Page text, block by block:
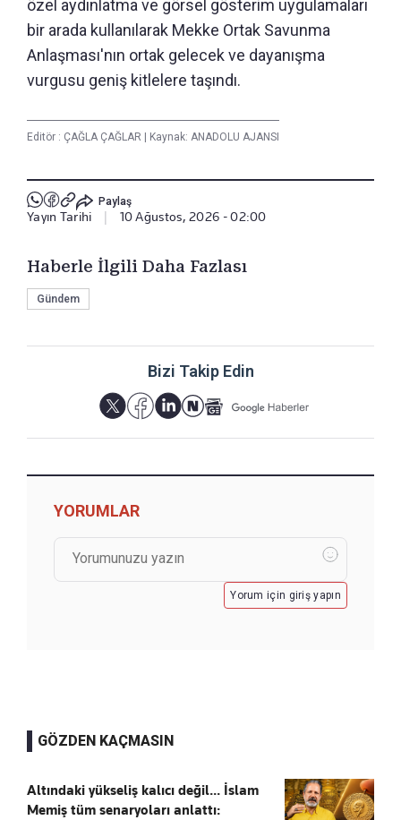
özel aydınlatma ve görsel gösterim uygulamaları
bir arada kullanılarak Mekke Ortak Savunma
Anlaşması'nın ortak gelecek ve dayanışma
vurgusu geniş kitlelere taşındı.
Editör : ÇAĞLA ÇAĞLAR Kaynak: ANADOLU AJANSI
Paylaş
Yayın Tarihi 10 Ağustos, 2026 - 02:00
Haberle İlgili Daha Fazlası
Gündem
Bizi Takip Edin
YORUMLAR
Yorum için giriş yapın
GÖZDEN KAÇMASIN
Altındaki yükseliş kalıcı değil... İslam
Memiş tüm senaryoları anlattı: